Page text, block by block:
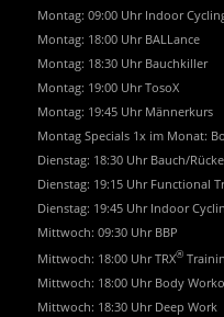
Montag: 09:00 Uhr Indoor
Montag: 18:00 Uhr BALLance
Montag: 18:30 Uhr Bauchkiller
Montag: 19:00 Uhr TosoX
Montag: 19:45 Uhr Männerkurs
Montag Specials 1x im Monat:
Dienstag: 18:30 Uhr Bauch/
Dienstag: 19:15 Uhr Functional
Dienstag: 19:45 Uhr Indoor
Mittwoch: 09:30 Uhr BBP
Mittwoch: 18:00 Uhr TRX®
Mittwoch: 18:00 Uhr Body
Mittwoch: 18:30 Uhr Deep Work